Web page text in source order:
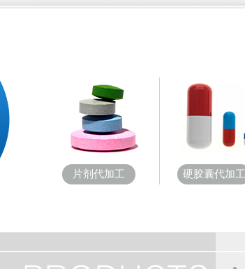
片剂代加工 硬胶囊代加工